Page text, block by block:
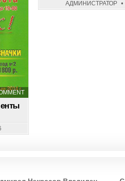
ON
ГЕННАДИЙ
АДМИНИСТРАТОР